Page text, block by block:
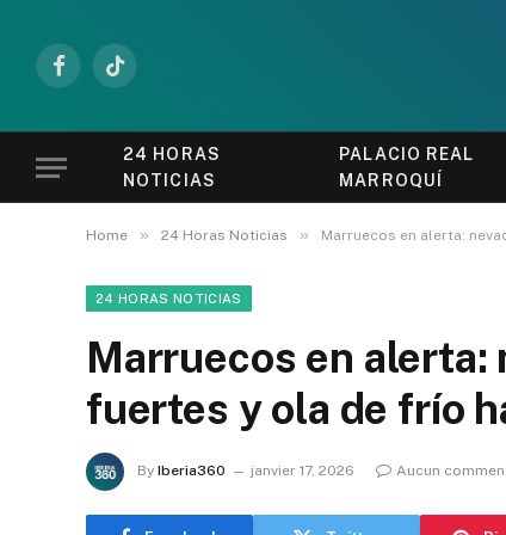
FacebookTikTok
24 HORAS
NOTICIAS
PALACIO REAL
MARROQUÍ
Home » 24 Horas Noticias » Marruecos en alerta:
24 HORAS NOTICIAS
Marruecos en alerta:
fuertes y ola de frío
By Iberia360 janvier 17, 2026 Aucun